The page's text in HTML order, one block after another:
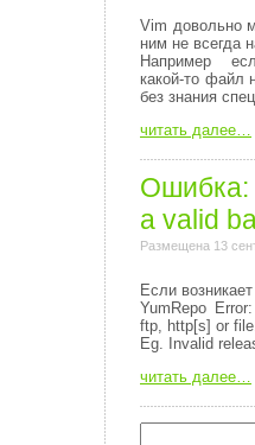
Vim довольно
ним не всегда
Например
какой-то файл
без знания
читать далее…
Ошибка:
a valid
Размещена 13
Если
YumRepo
ftp, http[s] or file.
Eg. Invalid
читать далее…